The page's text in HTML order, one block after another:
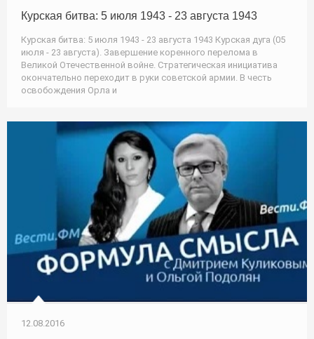
Курская битва: 5 июля 1943 - 23 августа 1943
Курская битва: 5 июля 1943 - 23 августа 1943 Курская дуга (05
июля - 23 августа). Завершение коренного перелома в
Великой Отечественной войне. Стратегическая инициатива
окончательно переходит в руки советской армии. В честь
освобождения Орла и
12.08.2016